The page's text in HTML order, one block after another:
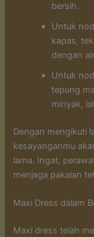
bersih.
Untuk
kapas,
dengan
Untuk
tepung
minyak,
Dengan mengikuti
kesayanganmu
lama. Ingat,
menjaga pakaian
Maxi Dress dalam
Maxi dress telah